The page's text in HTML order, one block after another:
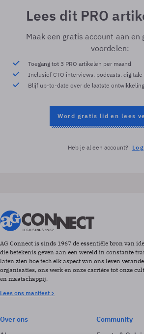
Lees dit PRO
Maak een gratis account aan en
voordelen:
Toegang tot 3 PRO artikelen per maand
Inclusief CTO interviews, podcasts,
Blijf up-to-date over de laatste
Word gratis lid en lees
Heb je al een account?
AG Connect is sinds 1967 de essentiële bron van
die betekenis geven aan een wereld in constante
laten zien hoe tech elk aspect van ons leven
organisaties, ons werk en onze carrière tot onze
en maatschappij.
Lees ons manifest >
Over ons
Community